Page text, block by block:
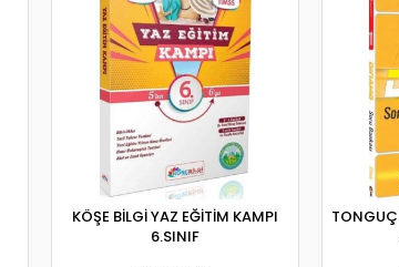
KÖŞE BİLGİ YAZ EĞİTİM KAMPI
6.SINIF
TONGUÇ 11. Sınıf Dinamo Kimya